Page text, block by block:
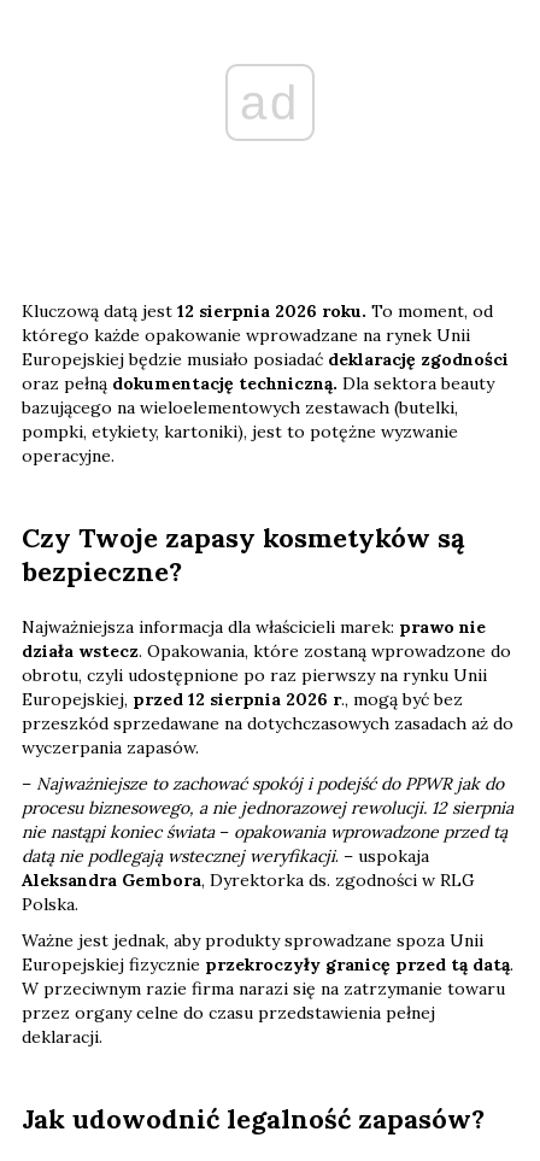
ad
Kluczową datą jest 12 sierpnia 2026 roku. To moment, od
którego każde opakowanie wprowadzane na rynek Unii
Europejskiej będzie musiało posiadać deklarację zgodności
oraz pełną dokumentację techniczną. Dla sektora beauty
bazującego na wieloelementowych zestawach (butelki,
pompki, etykiety, kartoniki), jest to potężne wyzwanie
operacyjne.
Czy Twoje zapasy kosmetyków są
bezpieczne?
Najważniejsza informacja dla właścicieli marek: prawo nie
działa wstecz. Opakowania, które zostaną wprowadzone do
obrotu, czyli udostępnione po raz pierwszy na rynku Unii
Europejskiej, przed 12 sierpnia 2026 r., mogą być bez
przeszkód sprzedawane na dotychczasowych zasadach aż do
wyczerpania zapasów.
– Najważniejsze to zachować spokój i podejść do PPWR jak do
procesu biznesowego, a nie jednorazowej rewolucji. 12 sierpnia
nie nastąpi koniec świata – opakowania wprowadzone przed tą
datą nie podlegają wstecznej weryfikacji. – uspokaja
Aleksandra Gembora, Dyrektorka ds. zgodności w RLG
Polska.
Ważne jest jednak, aby produkty sprowadzane spoza Unii
Europejskiej fizycznie przekroczyły granicę przed tą datą.
W przeciwnym razie firma narazi się na zatrzymanie towaru
przez organy celne do czasu przedstawienia pełnej
deklaracji.
Jak udowodnić legalność zapasów?